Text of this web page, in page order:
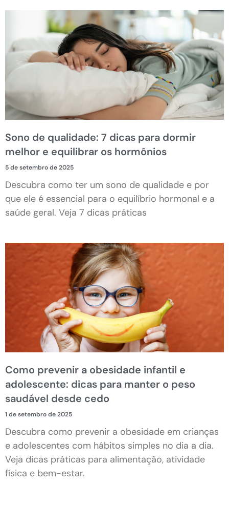
Sono de qualidade: 7 dicas para dormir
melhor e equilibrar os hormônios
5 de setembro de 2025
Descubra como ter um sono de qualidade e por
que ele é essencial para o equilíbrio hormonal e a
saúde geral. Veja 7 dicas práticas
Como prevenir a obesidade infantil e
adolescente: dicas para manter o peso
saudável desde cedo
1 de setembro de 2025
Descubra como prevenir a obesidade em crianças
e adolescentes com hábitos simples no dia a dia.
Veja dicas práticas para alimentação, atividade
física e bem-estar.